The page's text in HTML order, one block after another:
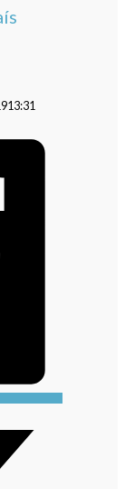
13:31